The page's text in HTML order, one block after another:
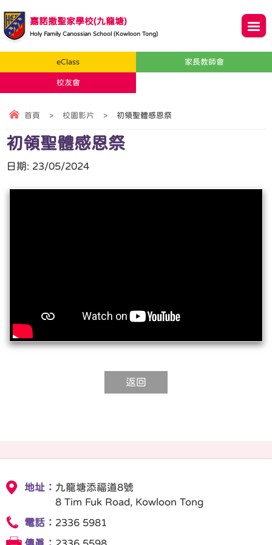
嘉諾撒聖家學校(九龍塘)
Holy Family Canossian School (Kowloon Tong)
eClass 家長教師會
校友會
首頁 > 校園影片 > 初領聖體感恩祭
初領聖體感恩祭
日期: 23/05/2024
返回
地址： 九龍塘添福道8號
8 Tim Fuk Road, Kowloon Tong
電話： 2336 5981